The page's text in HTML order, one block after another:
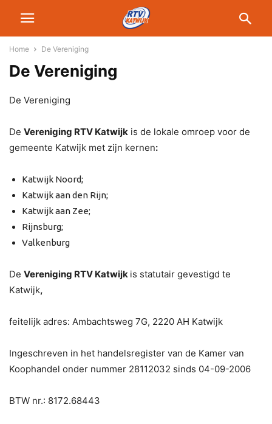
Home De Vereniging
De Vereniging
De Vereniging
De Vereniging RTV Katwijk is de lokale omroep voor de
gemeente Katwijk met zijn kernen:
Katwijk Noord;
Katwijk aan den Rijn;
Katwijk aan Zee;
Rijnsburg;
Valkenburg
De Vereniging RTV Katwijk is statutair gevestigd te
Katwijk,
feitelijk adres: Ambachtsweg 7G, 2220 AH Katwijk
Ingeschreven in het handelsregister van de Kamer van
Koophandel onder nummer 28112032 sinds 04-09-2006
BTW nr.: 8172.68443